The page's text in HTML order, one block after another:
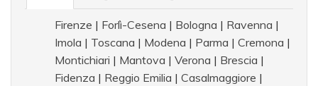
Firenze | Forlì-Cesena | Bologna | Ravenna |
Imola | Toscana | Modena | Parma | Cremona |
Montichiari | Mantova | Verona | Brescia |
Fidenza | Reggio Emilia | Casalmaggiore |